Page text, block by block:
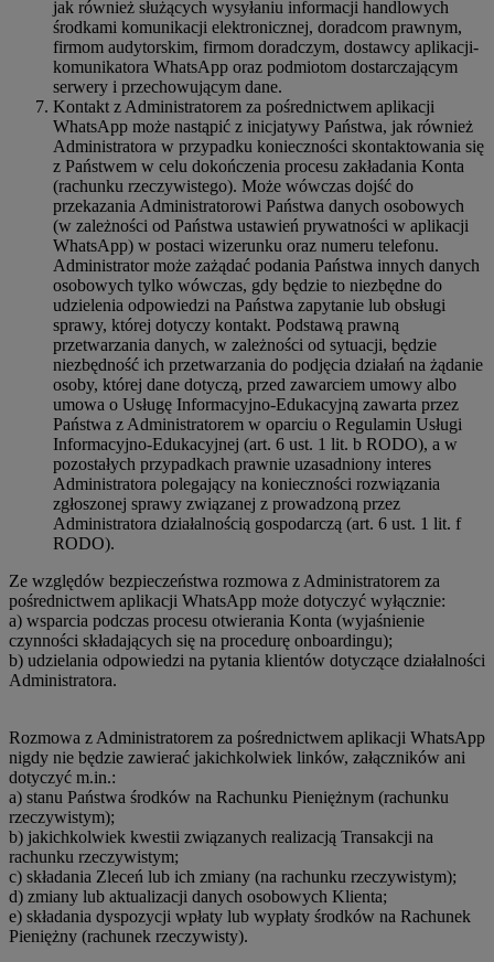
jak również służących wysyłaniu informacji handlowych
środkami komunikacji elektronicznej, doradcom prawnym,
firmom audytorskim, firmom doradczym, dostawcy aplikacji-
komunikatora WhatsApp oraz podmiotom dostarczającym
serwery i przechowującym dane.
Kontakt z Administratorem za pośrednictwem aplikacji
WhatsApp może nastąpić z inicjatywy Państwa, jak również
Administratora w przypadku konieczności skontaktowania się
z Państwem w celu dokończenia procesu zakładania Konta
(rachunku rzeczywistego). Może wówczas dojść do
przekazania Administratorowi Państwa danych osobowych
(w zależności od Państwa ustawień prywatności w aplikacji
WhatsApp) w postaci wizerunku oraz numeru telefonu.
Administrator może zażądać podania Państwa innych danych
osobowych tylko wówczas, gdy będzie to niezbędne do
udzielenia odpowiedzi na Państwa zapytanie lub obsługi
sprawy, której dotyczy kontakt. Podstawą prawną
przetwarzania danych, w zależności od sytuacji, będzie
niezbędność ich przetwarzania do podjęcia działań na żądanie
osoby, której dane dotyczą, przed zawarciem umowy albo
umowa o Usługę Informacyjno-Edukacyjną zawarta przez
Państwa z Administratorem w oparciu o Regulamin Usługi
Informacyjno-Edukacyjnej (art. 6 ust. 1 lit. b RODO), a w
pozostałych przypadkach prawnie uzasadniony interes
Administratora polegający na konieczności rozwiązania
zgłoszonej sprawy związanej z prowadzoną przez
Administratora działalnością gospodarczą (art. 6 ust. 1 lit. f
RODO).
Ze względów bezpieczeństwa rozmowa z Administratorem za
pośrednictwem aplikacji WhatsApp może dotyczyć wyłącznie:
a) wsparcia podczas procesu otwierania Konta (wyjaśnienie
czynności składających się na procedurę onboardingu);
b) udzielania odpowiedzi na pytania klientów dotyczące działalności
Administratora.
Rozmowa z Administratorem za pośrednictwem aplikacji WhatsApp
nigdy nie będzie zawierać jakichkolwiek linków, załączników ani
dotyczyć m.in.:
a) stanu Państwa środków na Rachunku Pieniężnym (rachunku
rzeczywistym);
b) jakichkolwiek kwestii związanych realizacją Transakcji na
rachunku rzeczywistym;
c) składania Zleceń lub ich zmiany (na rachunku rzeczywistym);
d) zmiany lub aktualizacji danych osobowych Klienta;
e) składania dyspozycji wpłaty lub wypłaty środków na Rachunek
Pieniężny (rachunek rzeczywisty).